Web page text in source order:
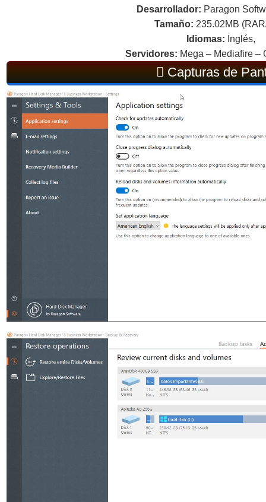
Desarrollador: Paragon
Tamaño: 235.02MB
Idiomas: Inglés,
Servidores: Mega – Mediafire –
Capturas de